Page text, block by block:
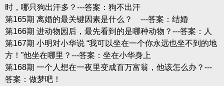
时，哪只狗出汗多？---答案：狗不出汗
第165期 离婚的最关键因素是什么？ ---答案：结婚
第166期 进动物园后，最先看到的是哪种动物？---答案：人
第167期 小明对小华说 “我可以坐在一个你永远也坐不到的地
方！”他坐在哪里？---答案：坐在小华身上
第168期 一个人想在一夜里变成百万富翁，他该怎么办？---
答案：做梦吧！